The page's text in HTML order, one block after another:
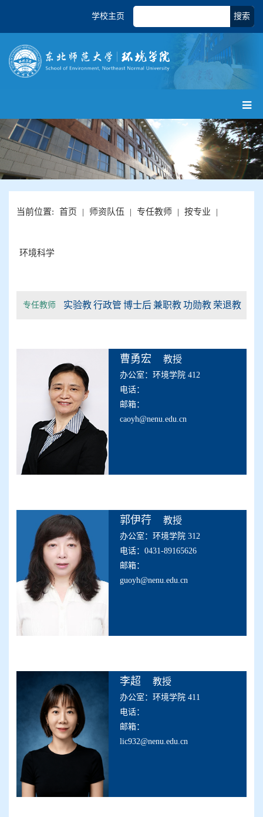
搜索
学校主页
当前位置: 首页 | 师资队伍 | 专任教师 | 按专业 |
环境科学
专任教师 实验教行政管 博士后兼职教功勋教 荣退教
曹勇宏 教授
办公室：环境学院 412
电话：
邮箱：
caoyh@nenu.edu.cn
郭伊荇 教授
办公室：环境学院 312
电话：0431-89165626
邮箱：
guoyh@nenu.edu.cn
李超 教授
办公室：环境学院 411
电话：
邮箱：
lic932@nenu.edu.cn